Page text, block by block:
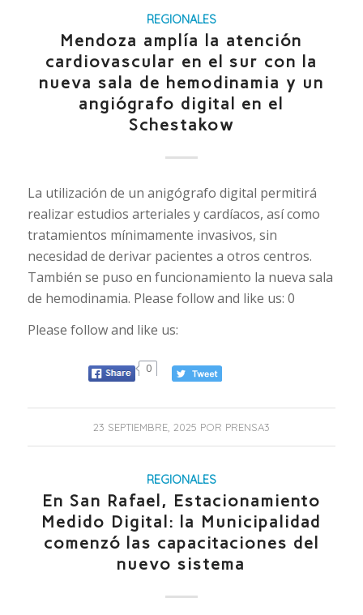
REGIONALES
Mendoza amplía la atención
cardiovascular en el sur con la
nueva sala de hemodinamia y un
angiógrafo digital en el
Schestakow
La utilización de un anigógrafo digital permitirá
realizar estudios arteriales y cardíacos, así como
tratamientos mínimamente invasivos, sin
necesidad de derivar pacientes a otros centros.
También se puso en funcionamiento la nueva sala
de hemodinamia. Please follow and like us: 0
Please follow and like us:
0
23 SEPTIEMBRE, 2025 POR PRENSA3
REGIONALES
En San Rafael, Estacionamiento
Medido Digital: la Municipalidad
comenzó las capacitaciones del
nuevo sistema